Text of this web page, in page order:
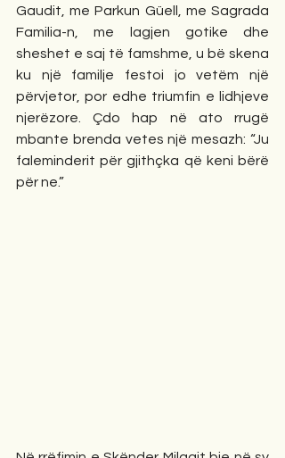
Gaudit, me Parkun Güell, me Sagrada
Familia-n, me lagjen gotike dhe
sheshet e saj të famshme, u bë skena
ku një familje festoi jo vetëm një
përvjetor, por edhe triumfin e lidhjeve
njerëzore. Çdo hap në ato rrugë
mbante brenda vetes një mesazh: “Ju
faleminderit për gjithçka që keni bërë
për ne.”